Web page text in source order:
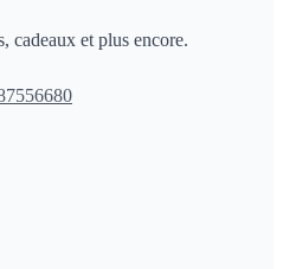
et plus encore.